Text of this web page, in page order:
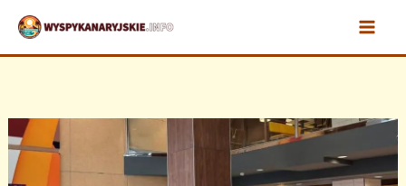
Przejdź
treści